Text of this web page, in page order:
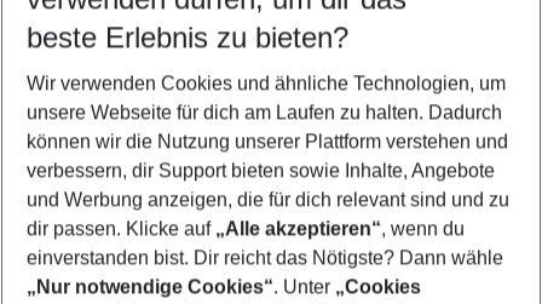
Urlaub Praia da Rocha
Pauschalreisen Praia da Rocha
Familienurlaub Praia da Rocha
Flug & Hotel Praia da Rocha
Frübucher Angebote Praia da Rocha für 2026
beste Erlebnis zu bieten?
Wir verwenden Cookies und ähnliche Technologien, um
unsere Webseite für dich am Laufen zu halten. Dadurch
können wir die Nutzung unserer Plattform verstehen und
verbessern, dir Support bieten sowie Inhalte, Angebote
und Werbung anzeigen, die für dich relevant sind und zu
dir passen. Klicke auf „Alle akzeptieren“, wenn du
einverstanden bist. Dir reicht das Nötigste? Dann wähle
„Nur notwendige Cookies“. Unter „Cookies